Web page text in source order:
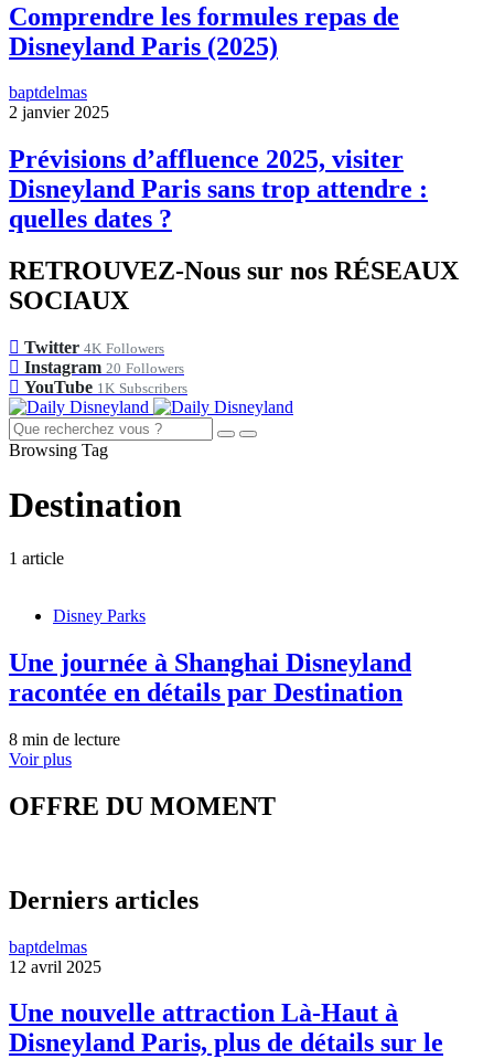
Comprendre les formules repas de
Disneyland Paris (2025)
baptdelmas
2 janvier 2025
Prévisions d’affluence 2025, visiter
Disneyland Paris sans trop attendre :
quelles dates ?
RETROUVEZ-Nous sur nos RÉSEAUX
SOCIAUX
Twitter 4K Followers
Instagram 20 Followers
YouTube 1K Subscribers
Browsing Tag
Destination
1 article
Disney Parks
Une journée à Shanghai Disneyland
racontée en détails par Destination
8 min de lecture
Voir plus
OFFRE DU MOMENT
Derniers articles
baptdelmas
12 avril 2025
Une nouvelle attraction Là-Haut à
Disneyland Paris, plus de détails sur le